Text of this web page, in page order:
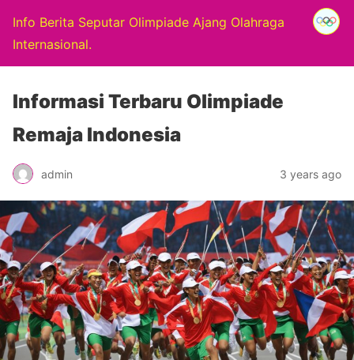
Info Berita Seputar Olimpiade Ajang Olahraga
Internasional.
Informasi Terbaru Olimpiade
Remaja Indonesia
admin 3 years ago